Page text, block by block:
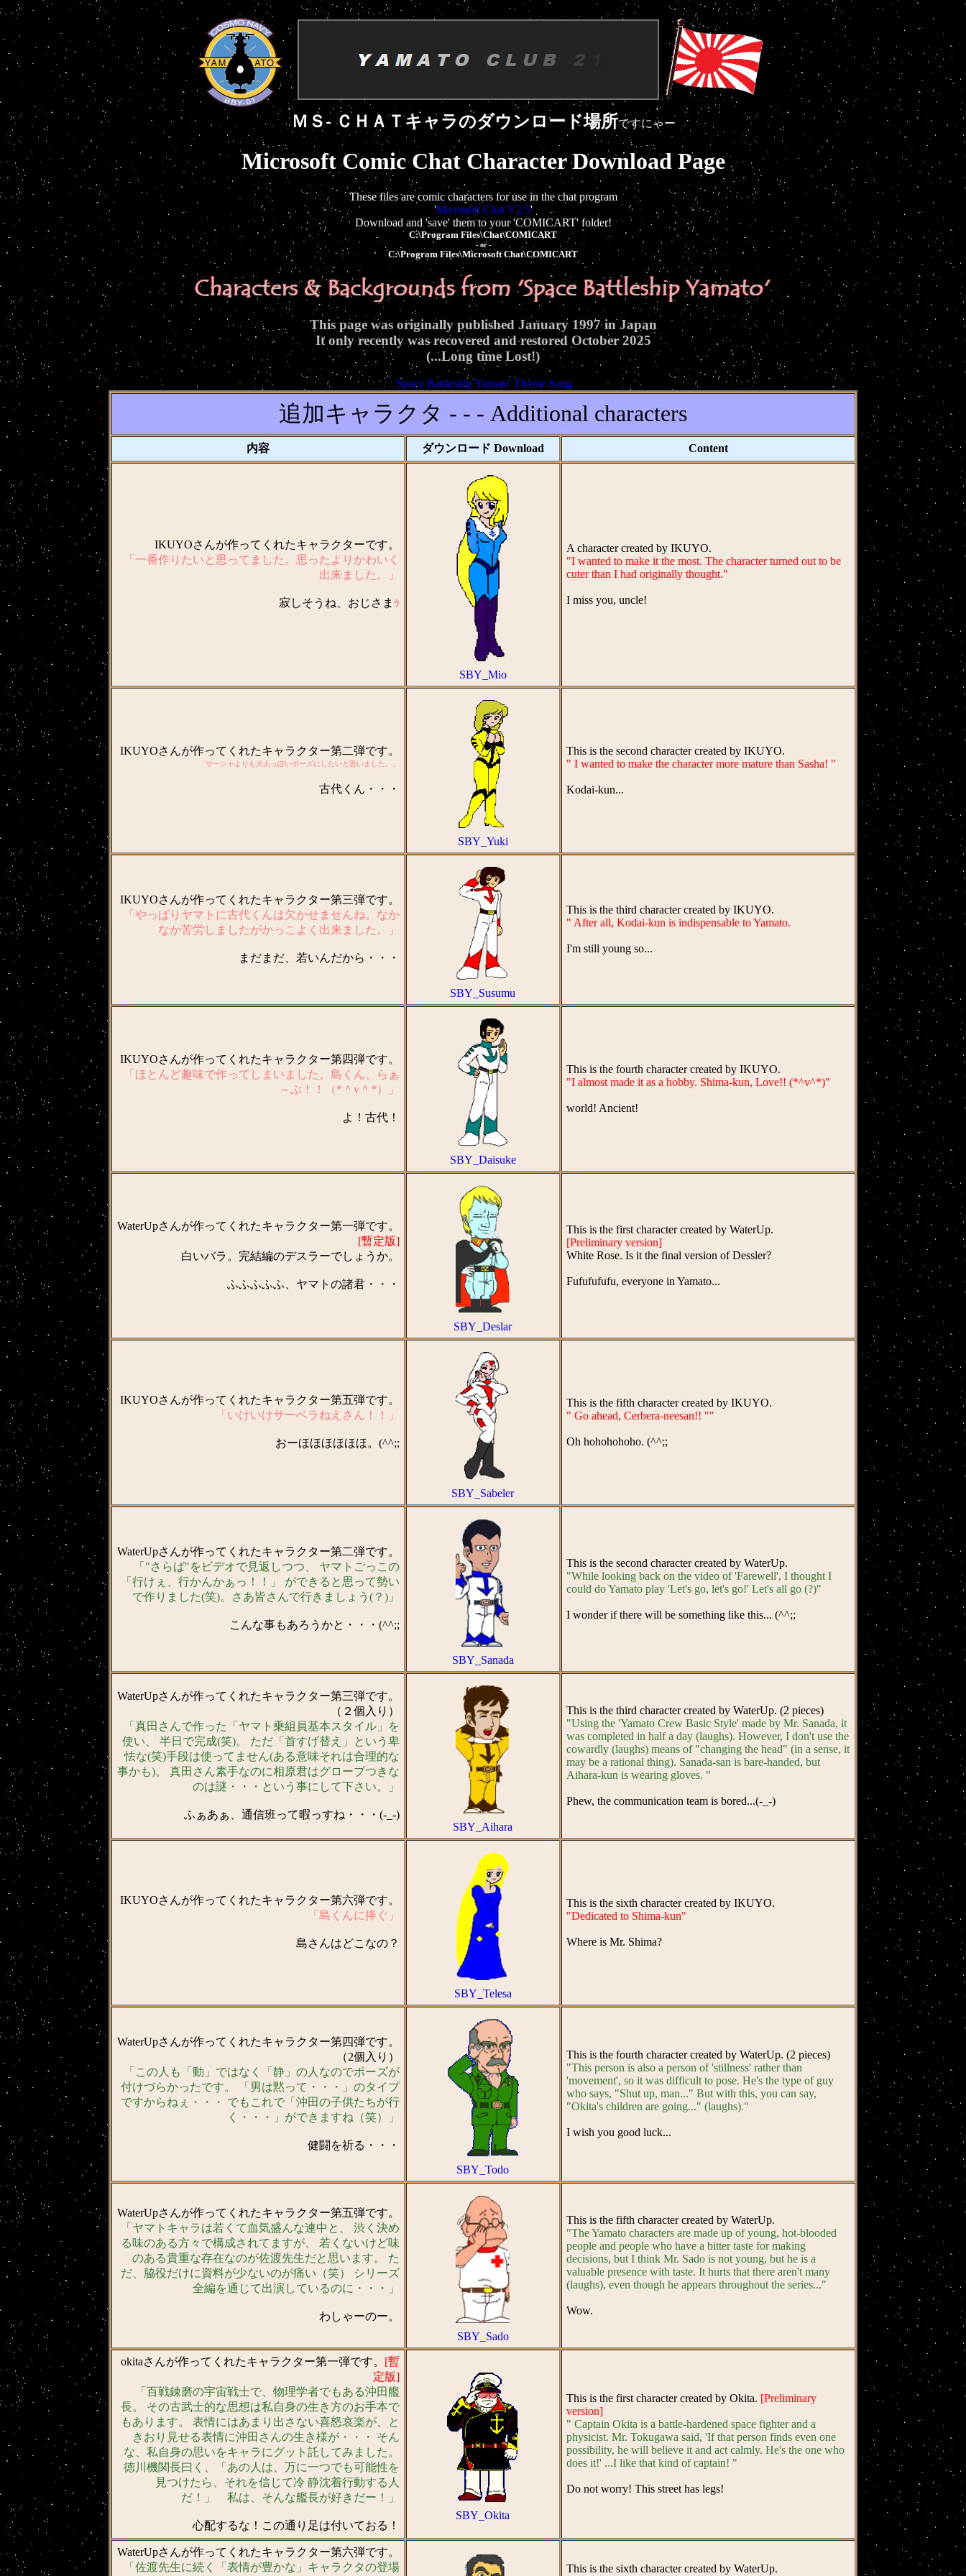
ＭＳ- ＣＨＡＴキャラのダウンロード場所ですにゃー
Microsoft Comic Chat Character Download Page
These files are comic characters for use in the chat program
'Microsoft Chat V2.5'
Download and 'save' them to your 'COMICART' folder!
C:\Program Files\Chat\COMICART
- or -
C:\Program Files\Microsoft Chat\COMICART
This page was originally published January 1997 in Japan
It only recently was recovered and restored October 2025
(...Long time Lost!)
'Space Battleship Yamato' Theme Song
追加キャラクタ - - - Additional characters
内容 ダウンロード Download Content
IKUYOさんが作ってくれたキャラクターです。
「一番作りたいと思ってました。思ったよりかわいく
出来ました。」
寂しそうね、おじさま ｩ
SBY_Mio
A character created by IKUYO.
"I wanted to make it the most. The character turned out to be
cuter than I had originally thought."
I miss you, uncle!
IKUYOさんが作ってくれたキャラクター第二弾です。
「サーシャよりも大人っぽいポーズにしたいと思いました。」
古代くん・・・
SBY_Yuki
This is the second character created by IKUYO.
" I wanted to make the character more mature than Sasha! "
Kodai-kun...
IKUYOさんが作ってくれたキャラクター第三弾です。
「やっぱりヤマトに古代くんは欠かせませんね。なか
なか苦労しましたがかっこよく出来ました。」
まだまだ、若いんだから・・・
SBY_Susumu
This is the third character created by IKUYO.
" After all, Kodai-kun is indispensable to Yamato.
I'm still young so...
IKUYOさんが作ってくれたキャラクター第四弾です。
「ほとんど趣味で作ってしまいました。島くん、らぁ
～ぶ！！（*＾v＾*）」
よ！古代！
SBY_Daisuke
This is the fourth character created by IKUYO.
"I almost made it as a hobby. Shima-kun, Love!! (*^v^*)"
world! Ancient!
WaterUpさんが作ってくれたキャラクター第一弾です。
[暫定版]
白いバラ。完結編のデスラーでしょうか。
ふふふふふ、ヤマトの諸君・・・
SBY_Deslar
This is the first character created by WaterUp.
[Preliminary version]
White Rose. Is it the final version of Dessler?
Fufufufufu, everyone in Yamato...
IKUYOさんが作ってくれたキャラクター第五弾です。
「いけいけサーベラねえさん！！」
おーほほほほほほ。(^^;;
SBY_Sabeler
This is the fifth character created by IKUYO.
" Go ahead, Cerbera-neesan!! ""
Oh hohohohoho. (^^;;
WaterUpさんが作ってくれたキャラクター第二弾です。
「"さらば"をビデオで見返しつつ、 ヤマトごっこの
「行けぇ、行かんかぁっ！！」 ができると思って勢い
で作りました(笑)。さあ皆さんで行きましょう(？)」
こんな事もあろうかと・・・(^^;;
SBY_Sanada
This is the second character created by WaterUp.
"While looking back on the video of 'Farewell', I thought I
could do Yamato play 'Let's go, let's go!' Let's all go (?)"
I wonder if there will be something like this... (^^;;
WaterUpさんが作ってくれたキャラクター第三弾です。
（２個入り）
「真田さんで作った「ヤマト乗組員基本スタイル」を
使い、 半日で完成(笑)。 ただ「首すげ替え」という卑
怯な(笑)手段は使ってません(ある意味それは合理的な
事かも)。 真田さん素手なのに相原君はグローブつきな
のは謎・・・という事にして下さい。」
ふぁあぁ、通信班って暇っすね・・・(-_-)
SBY_Aihara
This is the third character created by WaterUp. (2 pieces)
"Using the 'Yamato Crew Basic Style' made by Mr. Sanada, it
was completed in half a day (laughs). However, I don't use the
cowardly (laughs) means of "changing the head" (in a sense, it
may be a rational thing). Sanada-san is bare-handed, but
Aihara-kun is wearing gloves. "
Phew, the communication team is bored...(-_-)
IKUYOさんが作ってくれたキャラクター第六弾です。
「島くんに捧ぐ」
島さんはどこなの？
SBY_Telesa
This is the sixth character created by IKUYO.
"Dedicated to Shima-kun"
Where is Mr. Shima?
WaterUpさんが作ってくれたキャラクター第四弾です。
（2個入り）
「この人も「動」ではなく「静」の人なのでポーズが
付けづらかったです。 「男は黙って・・・」のタイプ
ですからねぇ・・・ でもこれで「沖田の子供たちが行
く・・・」ができますね（笑）」
健闘を祈る・・・
SBY_Todo
This is the fourth character created by WaterUp. (2 pieces)
"This person is also a person of 'stillness' rather than
'movement', so it was difficult to pose. He's the type of guy
who says, "Shut up, man..." But with this, you can say,
"Okita's children are going..." (laughs)."
I wish you good luck...
WaterUpさんが作ってくれたキャラクター第五弾です。
「ヤマトキャラは若くて血気盛んな連中と、 渋く決め
る味のある方々で構成されてますが、 若くないけど味
のある貴重な存在なのが佐渡先生だと思います。 た
だ、脇役だけに資料が少ないのが痛い（笑） シリーズ
全編を通じて出演しているのに・・・」
わしゃーのー。
SBY_Sado
This is the fifth character created by WaterUp.
"The Yamato characters are made up of young, hot-blooded
people and people who have a bitter taste for making
decisions, but I think Mr. Sado is not young, but he is a
valuable presence with taste. It hurts that there aren't many
(laughs), even though he appears throughout the series..."
Wow.
okitaさんが作ってくれたキャラクター第一弾です。 [暫
定版]
「百戦錬磨の宇宙戦士で、物理学者でもある沖田艦
長。 その古武士的な思想は私自身の生き方のお手本で
もあります。 表情にはあまり出さない喜怒哀楽が、と
きおり見せる表情に沖田さんの生き様が・・・ そん
な、私自身の思いをキャラにグット託してみました。
徳川機関長曰く、「あの人は、万に一つでも可能性を
見つけたら、それを信じて冷 静沈着行動する人
だ！」 私は、そんな艦長が好きだー！」
心配するな！この通り足は付いておる！
SBY_Okita
This is the first character created by Okita. [Preliminary
version]
" Captain Okita is a battle-hardened space fighter and a
physicist. Mr. Tokugawa said, 'If that person finds even one
possibility, he will believe it and act calmly. He's the one who
does it!' ...I like that kind of captain! "
Do not worry! This street has legs!
WaterUpさんが作ってくれたキャラクター第六弾です。
「佐渡先生に続く「表情が豊かな」キャラクタの登場
This is the sixth character created by WaterUp.